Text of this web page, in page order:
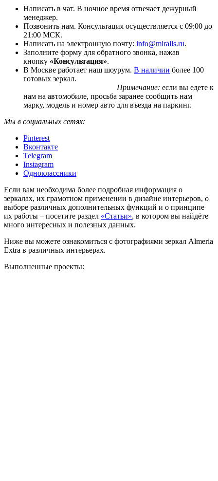
Написать в чат. В ночное время отвечает дежурный
менеджер.
Позвонить нам. Консультация осуществляется с 09:00 до
21:00 МСК.
Написать на электронную почту: info@miralls.ru.
Заполните форму для обратного звонка, нажав
кнопку «Консультация».
В Москве работает наш шоурум. В наличии более 100
готовых зеркал.
Примечание: если вы едете к
нам на автомобиле, просьба заранее сообщить нам
марку, модель и номер авто для въезда на паркинг.
Мы в социальных сетях:
Pinterest
Вконтакте
Telegram
Instagram
Одноклассники
Если вам необходима более подробная информация о
зеркалах, их грамотном применении в дизайне интерьеров, о
выборе различных дополнительных функций и о принципе
их работы – посетите раздел «Статьи», в котором вы найдёте
много интересных и полезных данных.
Ниже вы можете ознакомиться с фотографиями зеркал Almeria
Extra в различных интерьерах.
Выполненные проекты: